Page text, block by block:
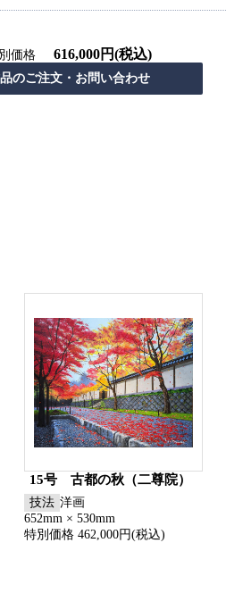
価格 616,000円(税込)
15号 古都の秋（二尊院）
技法 洋画
652mm × 530mm
特別価格 462,000円(税込)